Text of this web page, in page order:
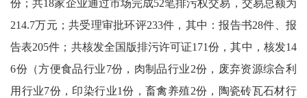
份；共18家企业通过市场完成52笔排污权交易，交易总额为
214.7万元；共受理审批环评233件，其中：报告书28件、报
告表205件；共核发全国版排污许可证171份，其中，核发14
6份（方便食品行业7份，肉制品行业2份，废弃资源综合利
用行业7份，印染行业1份，畜禽养殖2份，陶瓷砖瓦石材行